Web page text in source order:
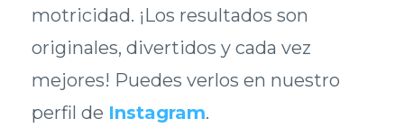
motricidad. ¡Los resultados son
originales, divertidos y cada vez
mejores! Puedes verlos en nuestro
perfil de Instagram.